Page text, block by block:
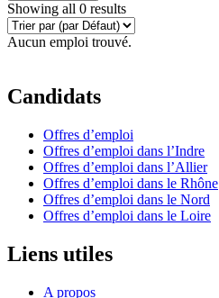
Showing all 0 results
Aucun emploi trouvé.
Candidats
Offres d’emploi
Offres d’emploi dans l’Indre
Offres d’emploi dans l’Allier
Offres d’emploi dans le Rhône
Offres d’emploi dans le Nord
Offres d’emploi dans le Loire
Liens utiles
A propos